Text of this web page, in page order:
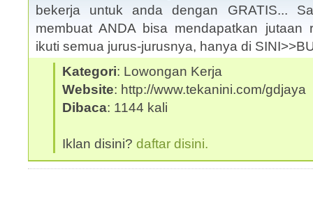
bekerja untuk anda dengan GRATIS...
membuat ANDA bisa mendapatkan jutaan
ikuti semua jurus-jurusnya, hanya di
Kategori: Lowongan Kerja
Website: http://www.tekanini.com/gdjaya
Dibaca: 1144 kali
Iklan disini? daftar disini.